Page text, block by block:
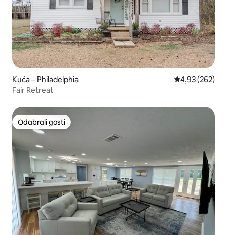
Kuća – Philadelphia Prosječna
4,93 (262)
Fair Retreat
Odabrali gosti
Odabrali gosti